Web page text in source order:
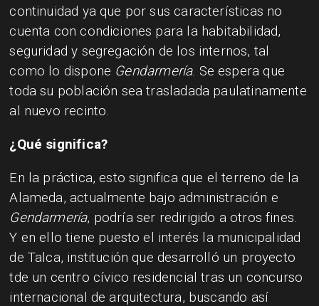
continuidad ya que por sus características no
cuenta con condiciones para la habitabilidad,
seguridad y segregación de los internos, tal
como lo dispone Gendarmería. Se espera que
toda su población sea trasladada paulatinamente
al nuevo recinto.
¿Qué significa?
En la práctica, esto significa que el terreno de la
Alameda, actualmente bajo administración e
Gendarmería, podría ser redirigido a otros fines.
Y en ello tiene puesto el interés la municipalidad
de Talca, institución que desarrolló un proyecto
tde un centro cívico residencial tras un concurso
internacional de arquitectura, buscando así